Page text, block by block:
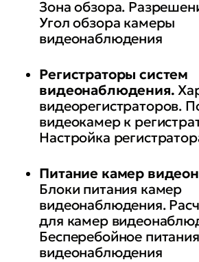
Зона обзора.
Угол обзора камеры
видеонаблюдения
Регистраторы систем
видеонаблюдения.
видеорегистраторов.
видеокамер к
Настройка
Питание камер
Блоки питания камер
видеонаблюдения.
для камер
Бесперебойное
видеонаблюдения